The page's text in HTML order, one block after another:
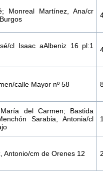
Monreal Martínez, Ana/cr
cl Isaac aAlbeniz 16 pl:1
calle Mayor nº 58
del Carmen; Bastida
Sarabia, Antonia/cl
Antonio/cm de Orenes 12